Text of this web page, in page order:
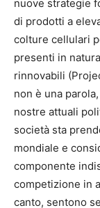
nuove strategie
di prodotti a
colture cellulari
presenti in
rinnovabili
non è una
nostre attuali
società sta
mondiale e
componente
competizione in
canto, sentono